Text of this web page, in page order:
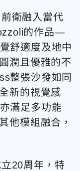
衛融入當代
的作品—
舒適度及地中
潤且優雅的不
整張沙發如同
新的視覺感
滿足多功能
他模組融合，
20周年，特